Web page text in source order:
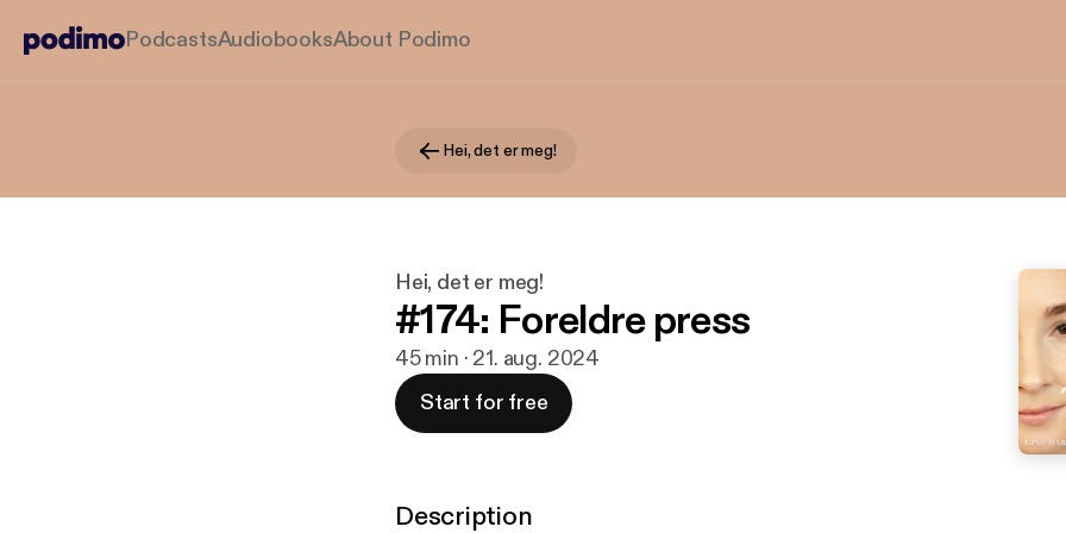
PodcastsAudiobooksAbout Podimo
Hei, det er meg!
Hei, det er meg!
#174: Foreldre press
45 min · 21. aug. 2024
Start for free
Description